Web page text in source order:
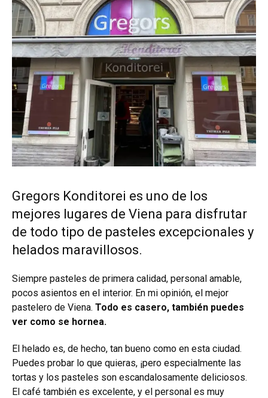
Gregors Konditorei es uno de los
mejores lugares de Viena para disfrutar
de todo tipo de pasteles excepcionales y
helados maravillosos.
Siempre pasteles de primera calidad, personal amable,
pocos asientos en el interior. En mi opinión, el mejor
pastelero de Viena. Todo es casero, también puedes
ver como se hornea.
El helado es, de hecho, tan bueno como en esta ciudad.
Puedes probar lo que quieras, ¡pero especialmente las
tortas y los pasteles son escandalosamente deliciosos.
El café también es excelente, y el personal es muy